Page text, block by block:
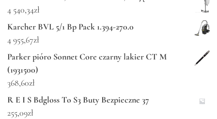
4 540,34zł
Karcher BVL 5/1 Bp Pack 1.394-270.0
4 955,67zł
Parker pióro Sonnet Core czarny lakier CT M
(1931500)
368,60zł
R E I S Bdgloss To S3 Buty Bezpieczne 37
255,09zł